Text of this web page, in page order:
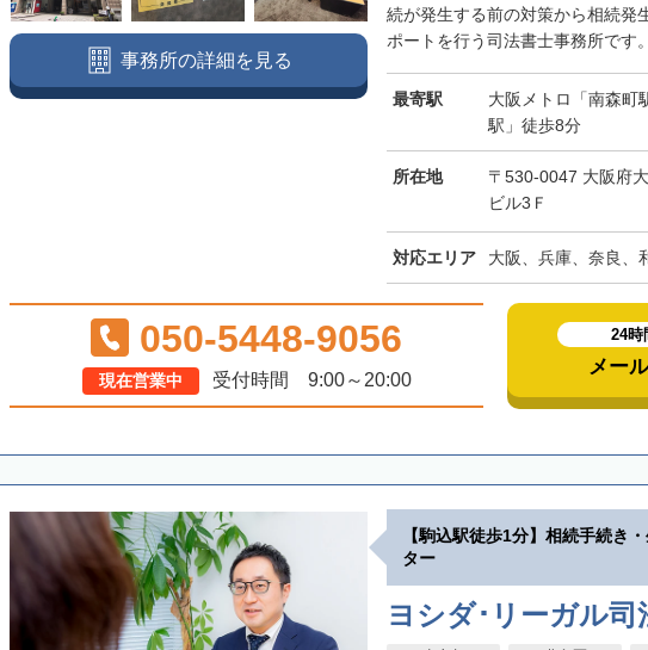
続が発生する前の対策から相続発
ポートを行う司法書士事務所です
最寄駅
大阪メトロ「南森町
駅」徒歩8分
所在地
〒530-0047 大阪府
ビル3Ｆ
対応エリア 大阪、兵庫、奈良、
事務所の詳細を見る
050-5448-9056
現在営業中 受付時間 9:00～20:00
24時
メー
【駒込駅徒歩1分】相続手続き
ター
ヨシダ･リーガル司